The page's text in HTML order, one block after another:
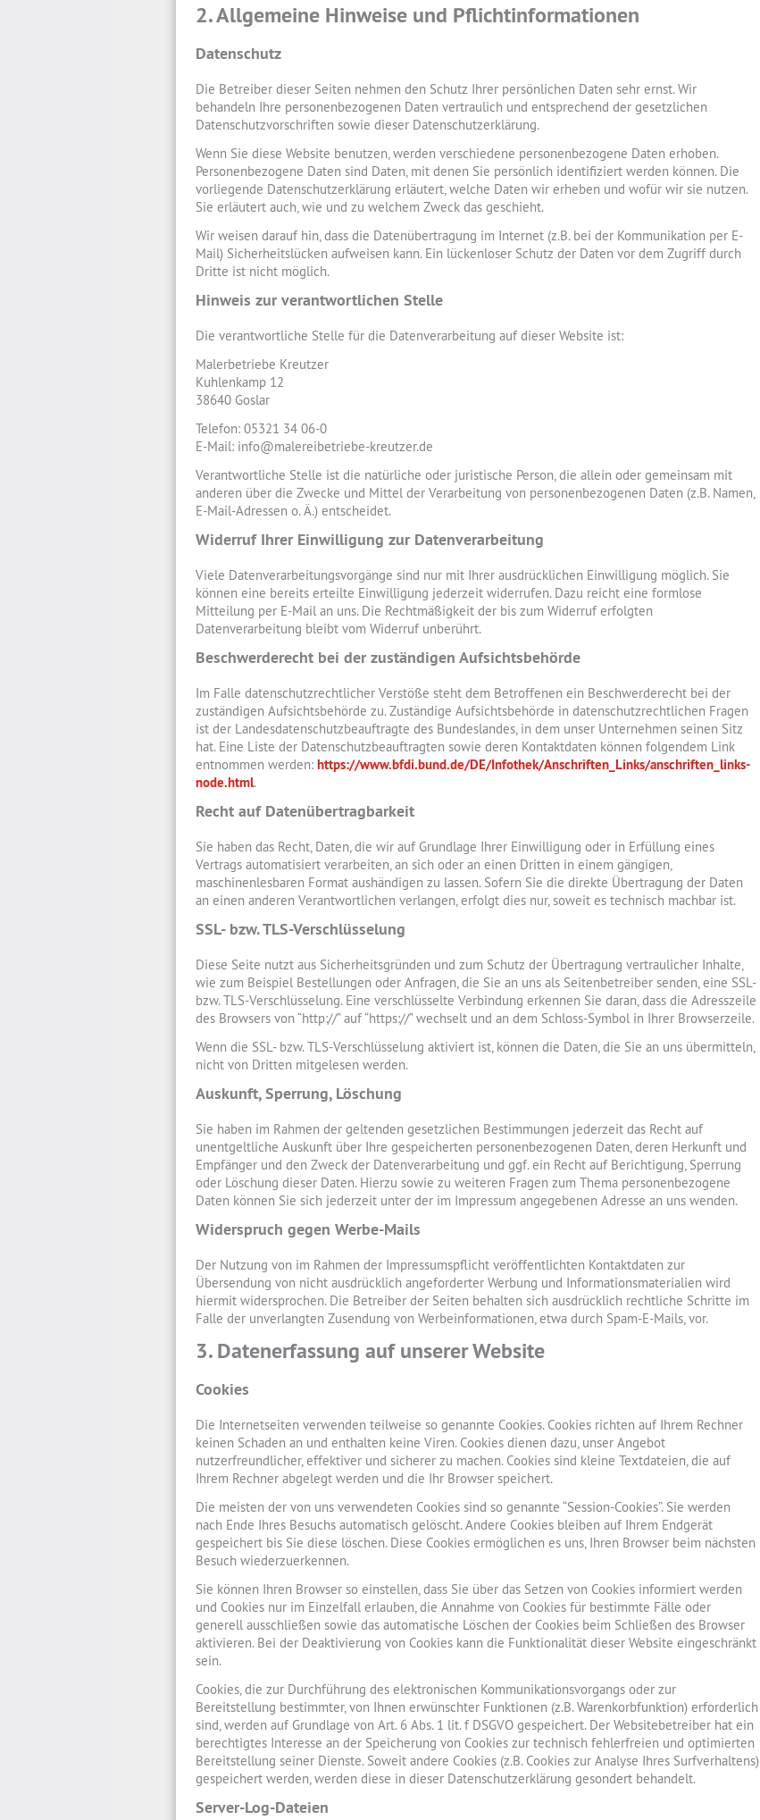
2. Allgemeine Hinweise und Pflichtinformationen
Datenschutz
Die Betreiber dieser Seiten nehmen den Schutz Ihrer persönlichen Daten sehr ernst. Wir
behandeln Ihre personenbezogenen Daten vertraulich und entsprechend der gesetzlichen
Datenschutzvorschriften sowie dieser Datenschutzerklärung.
Wenn Sie diese Website benutzen, werden verschiedene personenbezogene Daten erhoben.
Personenbezogene Daten sind Daten, mit denen Sie persönlich identifiziert werden können. Die
vorliegende Datenschutzerklärung erläutert, welche Daten wir erheben und wofür wir sie nutzen.
Sie erläutert auch, wie und zu welchem Zweck das geschieht.
Wir weisen darauf hin, dass die Datenübertragung im Internet (z.B. bei der Kommunikation per E-
Mail) Sicherheitslücken aufweisen kann. Ein lückenloser Schutz der Daten vor dem Zugriff durch
Dritte ist nicht möglich.
Hinweis zur verantwortlichen Stelle
Die verantwortliche Stelle für die Datenverarbeitung auf dieser Website ist:
Malerbetriebe Kreutzer
Kuhlenkamp 12
38640 Goslar
Telefon: 05321 34 06-0
E-Mail: info@malereibetriebe-kreutzer.de
Verantwortliche Stelle ist die natürliche oder juristische Person, die allein oder gemeinsam mit
anderen über die Zwecke und Mittel der Verarbeitung von personenbezogenen Daten (z.B. Namen,
E-Mail-Adressen o. Ä.) entscheidet.
Widerruf Ihrer Einwilligung zur Datenverarbeitung
Viele Datenverarbeitungsvorgänge sind nur mit Ihrer ausdrücklichen Einwilligung möglich. Sie
können eine bereits erteilte Einwilligung jederzeit widerrufen. Dazu reicht eine formlose
Mitteilung per E-Mail an uns. Die Rechtmäßigkeit der bis zum Widerruf erfolgten
Datenverarbeitung bleibt vom Widerruf unberührt.
Beschwerderecht bei der zuständigen Aufsichtsbehörde
Im Falle datenschutzrechtlicher Verstöße steht dem Betroffenen ein Beschwerderecht bei der
zuständigen Aufsichtsbehörde zu. Zuständige Aufsichtsbehörde in datenschutzrechtlichen Fragen
ist der Landesdatenschutzbeauftragte des Bundeslandes, in dem unser Unternehmen seinen Sitz
hat. Eine Liste der Datenschutzbeauftragten sowie deren Kontaktdaten können folgendem Link
entnommen werden: https://www.bfdi.bund.de/DE/Infothek/Anschriften_Links/anschriften_links-
node.html.
Recht auf Datenübertragbarkeit
Sie haben das Recht, Daten, die wir auf Grundlage Ihrer Einwilligung oder in Erfüllung eines
Vertrags automatisiert verarbeiten, an sich oder an einen Dritten in einem gängigen,
maschinenlesbaren Format aushändigen zu lassen. Sofern Sie die direkte Übertragung der Daten
an einen anderen Verantwortlichen verlangen, erfolgt dies nur, soweit es technisch machbar ist.
SSL- bzw. TLS-Verschlüsselung
Diese Seite nutzt aus Sicherheitsgründen und zum Schutz der Übertragung vertraulicher Inhalte,
wie zum Beispiel Bestellungen oder Anfragen, die Sie an uns als Seitenbetreiber senden, eine SSL-
bzw. TLS-Verschlüsselung. Eine verschlüsselte Verbindung erkennen Sie daran, dass die Adresszeile
des Browsers von “http://” auf “https://” wechselt und an dem Schloss-Symbol in Ihrer Browserzeile.
Wenn die SSL- bzw. TLS-Verschlüsselung aktiviert ist, können die Daten, die Sie an uns übermitteln,
nicht von Dritten mitgelesen werden.
Auskunft, Sperrung, Löschung
Sie haben im Rahmen der geltenden gesetzlichen Bestimmungen jederzeit das Recht auf
unentgeltliche Auskunft über Ihre gespeicherten personenbezogenen Daten, deren Herkunft und
Empfänger und den Zweck der Datenverarbeitung und ggf. ein Recht auf Berichtigung, Sperrung
oder Löschung dieser Daten. Hierzu sowie zu weiteren Fragen zum Thema personenbezogene
Daten können Sie sich jederzeit unter der im Impressum angegebenen Adresse an uns wenden.
Widerspruch gegen Werbe-Mails
Der Nutzung von im Rahmen der Impressumspflicht veröffentlichten Kontaktdaten zur
Übersendung von nicht ausdrücklich angeforderter Werbung und Informationsmaterialien wird
hiermit widersprochen. Die Betreiber der Seiten behalten sich ausdrücklich rechtliche Schritte im
Falle der unverlangten Zusendung von Werbeinformationen, etwa durch Spam-E-Mails, vor.
3. Datenerfassung auf unserer Website
Cookies
Die Internetseiten verwenden teilweise so genannte Cookies. Cookies richten auf Ihrem Rechner
keinen Schaden an und enthalten keine Viren. Cookies dienen dazu, unser Angebot
nutzerfreundlicher, effektiver und sicherer zu machen. Cookies sind kleine Textdateien, die auf
Ihrem Rechner abgelegt werden und die Ihr Browser speichert.
Die meisten der von uns verwendeten Cookies sind so genannte “Session-Cookies”. Sie werden
nach Ende Ihres Besuchs automatisch gelöscht. Andere Cookies bleiben auf Ihrem Endgerät
gespeichert bis Sie diese löschen. Diese Cookies ermöglichen es uns, Ihren Browser beim nächsten
Besuch wiederzuerkennen.
Sie können Ihren Browser so einstellen, dass Sie über das Setzen von Cookies informiert werden
und Cookies nur im Einzelfall erlauben, die Annahme von Cookies für bestimmte Fälle oder
generell ausschließen sowie das automatische Löschen der Cookies beim Schließen des Browser
aktivieren. Bei der Deaktivierung von Cookies kann die Funktionalität dieser Website eingeschränkt
sein.
Cookies, die zur Durchführung des elektronischen Kommunikationsvorgangs oder zur
Bereitstellung bestimmter, von Ihnen erwünschter Funktionen (z.B. Warenkorbfunktion) erforderlich
sind, werden auf Grundlage von Art. 6 Abs. 1 lit. f DSGVO gespeichert. Der Websitebetreiber hat ein
berechtigtes Interesse an der Speicherung von Cookies zur technisch fehlerfreien und optimierten
Bereitstellung seiner Dienste. Soweit andere Cookies (z.B. Cookies zur Analyse Ihres Surfverhaltens)
gespeichert werden, werden diese in dieser Datenschutzerklärung gesondert behandelt.
Server-Log-Dateien